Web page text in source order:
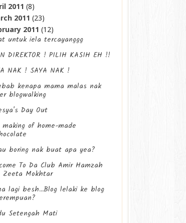
2011(8)
2011(23)
2011(12)
untuk iela tercayanggg
DIREKTOR ! PILIH KASIH EH !!
NAK ! SAYA NAK !
kenapa mama malas nak
blogwalking
Day Out
making of home-made
boring nak buat apa yea?
To Da Club Amir Hamzah
Zeeta Mokhtar
lagi besh...Blog lelaki ke blog
Setengah Mati